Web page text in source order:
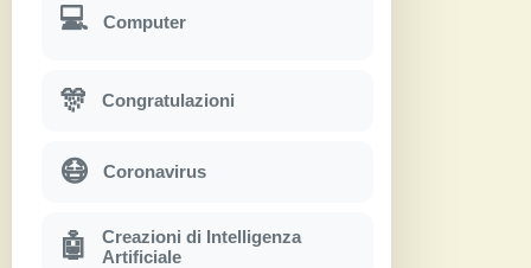
💻 Computer
🎊 Congratulazioni
😷 Coronavirus
🤖
Creazioni di Intelligenza
Artificiale